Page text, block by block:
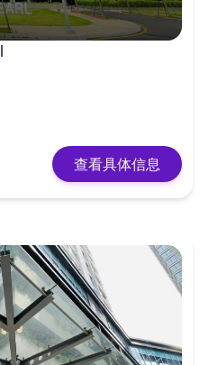
查看具体信息